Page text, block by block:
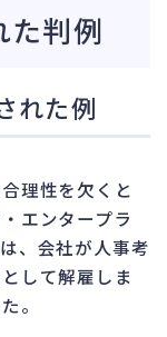
た判例
れた例
理性を欠くと
エンタープラ
、会社が人事考
して解雇しま
。